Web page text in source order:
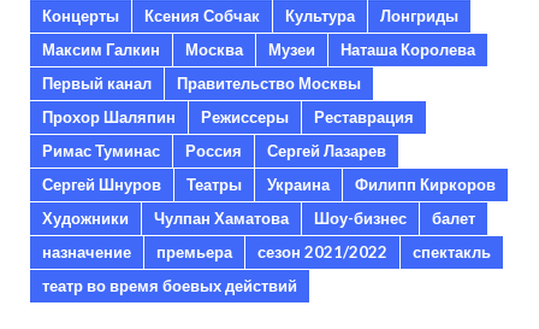
Концерты
Ксения Собчак Культура
Лонгриды
Максим Галкин
Москва Музеи
Наташа Королева
Первый канал
Правительство Москвы
Прохор Шаляпин
Режиссеры
Реставрация
Римас Туминас
Россия
Сергей Лазарев
Сергей Шнуров
Театры Украина
Филипп Киркоров
Художники
Чулпан Хаматова Шоу-бизнес
балет
назначение
премьера сезон 2021/2022
спектакль
театр во время боевых действий